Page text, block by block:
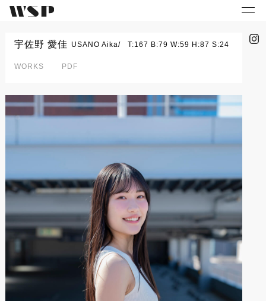
宇佐野 愛佳 USANO Aika T:167 B:79 W:59 H:87 S:24
WORKS PDF